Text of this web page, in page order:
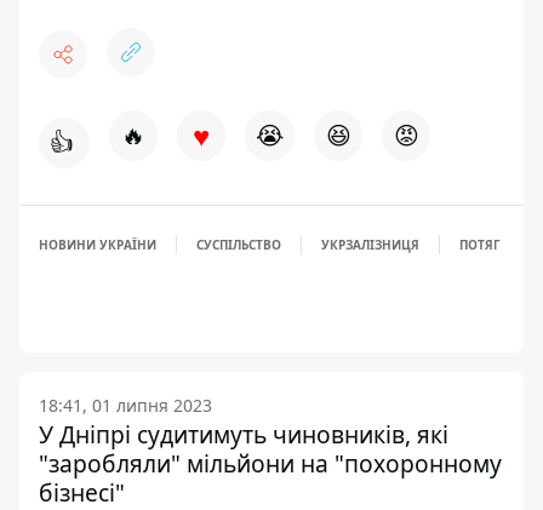
👍 🔥 ♥ 😭 😆 😡
НОВИНИ УКРАЇНИ СУСПІЛЬСТВО УКРЗАЛІЗНИЦЯ ПОТЯГ
18:41, 01 липня 2023
У Дніпрі судитимуть чиновників, які
"заробляли" мільйони на "похоронному
бізнесі"